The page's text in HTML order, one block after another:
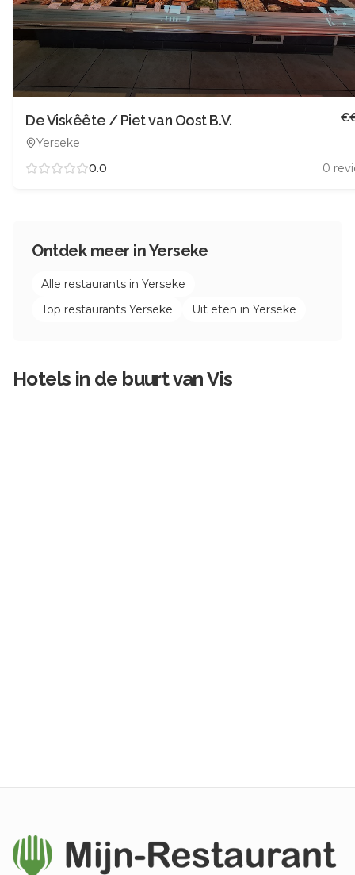
De Viskêête / Piet van Oost B.V.
Yerseke
€
0.0 0
Ontdek meer inYerseke
Alle restaurants in Yerseke
Top restaurants Yerseke Uit eten in Yerseke
Hotels in de buurt vanVis